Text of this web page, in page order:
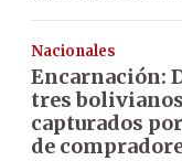
Nacionales
Encarnación:
tres
capturados
de